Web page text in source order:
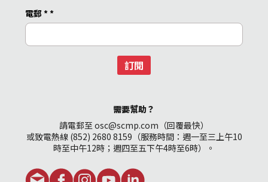
電郵 **
訂閱
需要幫助？
請電郵至 osc@scmp.com（回覆最快）
或致電熱線 (852) 2680 8159（服務時間：週一至三上午10
時至中午12時；週四至五下午4時至6時）。